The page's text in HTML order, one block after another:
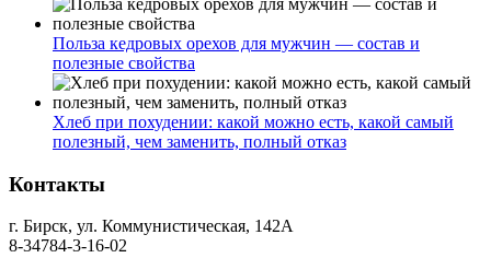
Польза кедровых орехов для мужчин — состав и
полезные свойства
Хлеб при похудении: какой можно есть, какой самый
полезный, чем заменить, полный отказ
Контакты
г. Бирск, ул. Коммунистическая, 142А
8-34784-3-16-02